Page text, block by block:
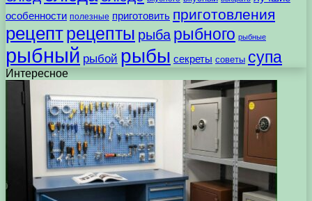
особенности полезные приготовить приготовления
рецептрецепты рыба рыбного рыбные
рыбный рыбой рыбы секреты советы супа
Интересное